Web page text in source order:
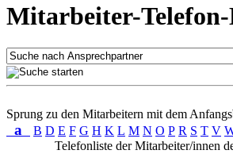
Mitarbeiter-
Sprung zu den Mitarbeitern mit dem
a B D E F G H K L M N O P R S T V
Telefonliste der Mitarbeiter/innen